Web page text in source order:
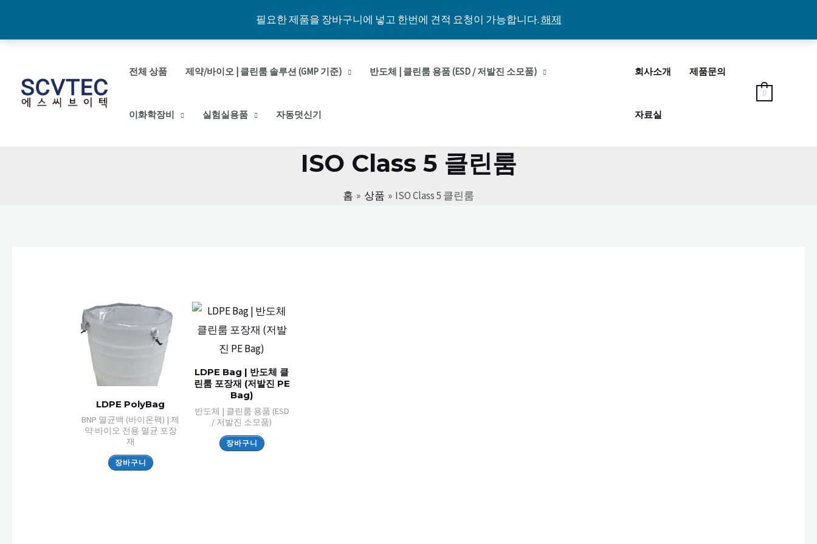
필요한 제품을 장바구니에 넣고 한번에 견적 요청이 가능합니다.해제
전체 상품 제약/바이오 | 클린룸 솔루션 (GMP 기준) 반도체 | 클린룸 용품 (ESD / 저발진 소모품)
이화학장비 실험실용품 자동덧신기
회사소개 제품문의
자료실
0
ISO Class 5 클린룸
홈 상품 ISO Class 5 클린룸
LDPE PolyBag
BNP 멸균백 (바이온팩) | 제
약·바이오 전용 멸균 포장
재
장바구니
LDPE Bag | 반도체 클
린룸 포장재 (저발진 PE
Bag)
반도체 | 클린룸 용품 (ESD
/ 저발진 소모품)
장바구니